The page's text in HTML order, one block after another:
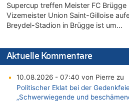
Supercup treffen Meister FC
Vizemeister Union Saint-Gilloise
Breydel-Stadion in Brügge ist um…
Aktuelle Kommentare
10.08.2026 - 07:40 von Pierre zu
Politischer Eklat bei der
„Schwerwiegende und